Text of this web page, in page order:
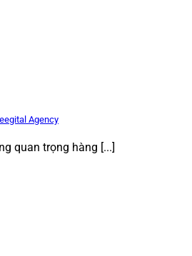
Agency
quan trọng hàng [...]